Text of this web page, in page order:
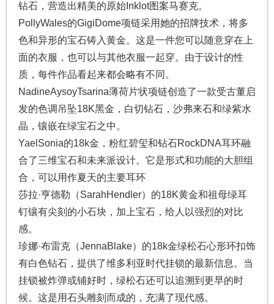
钻石，营造出精美的原始Inklot图案马赛克。
PollyWales的GigiDome项链采用她的招牌技术，将多
色和异形的宝石铸入黄金。这是一件您可以随意穿在上
面的衣服，也可以与其他衣服一起穿。由于设计的性
质，每件作品看起来都会略有不同。
NadineAysoyTsarina薄荷片状项链创造了一款受古董启
发的色调吊坠18K黑金，白切钻石，沙弗来石和绿紫水
晶，镶嵌在绿宝石之中。
YaelSonia的18k金，粉红碧玺和钻石RockDNA耳环融
合了三维宝石和未来派设计。它是形式和功能的大胆组
合，可以用作夏天的主要耳环
莎拉·亨德勒（SarahHendler）的18K黄金和祖母绿耳
钉镶有尖刻的小石块，加上宝石，给人以强烈的对比
感。
珍娜·布雷克（JennaBlake）的18k金绿松石心形环扣饰
有白色钻石，提供了维多利亚时代挂锁的最新信息。当
挂锁被炸弹或铺好时，绿松石还可以追溯到更早的时
候。这是用石头雕刻而成的，充满了现代感。